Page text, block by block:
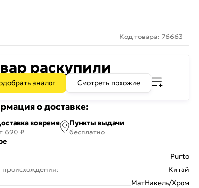
Код товара: 76663
раскупили
аналог Смотреть похожие
о доставке:
вовремя
690 ₽
Пункты выдачи
бесплатно
Punto
происхождения:
Китай
МатНикель/Хром